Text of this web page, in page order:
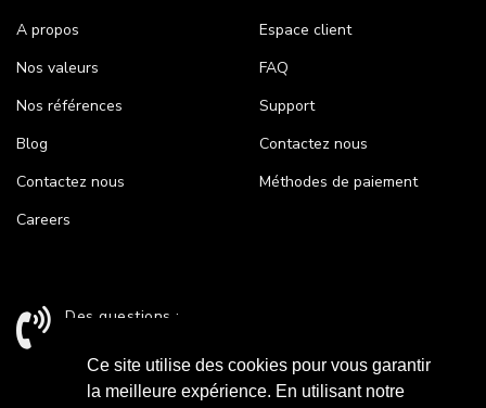
Ce site utilise des cookies pour vous garantir
la meilleure expérience. En utilisant notre
A propos
Nos valeurs
Nos références
Blog
Contactez nous
Careers
Espace client
FAQ
Support
Contactez nous
Méthodes de paiement
Des questions :